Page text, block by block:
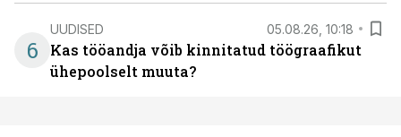
6
UUDISED 05.08.26, 10:18
Kas tööandja võib kinnitatud töögraafikut
ühepoolselt muuta?